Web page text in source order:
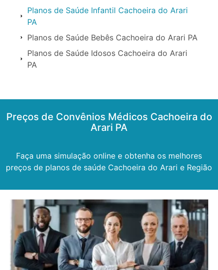
Planos de Saúde Infantil Cachoeira do Arari
PA
Planos de Saúde Bebês Cachoeira do Arari PA
Planos de Saúde Idosos Cachoeira do Arari
PA
Preços de Convênios Médicos Cachoeira do
Arari PA
Faça uma simulação online e obtenha os melhores
preços de planos de saúde Cachoeira do Arari e Região